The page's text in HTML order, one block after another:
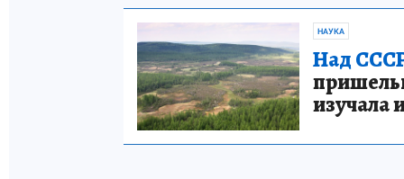
НАУКА
Над
изучала